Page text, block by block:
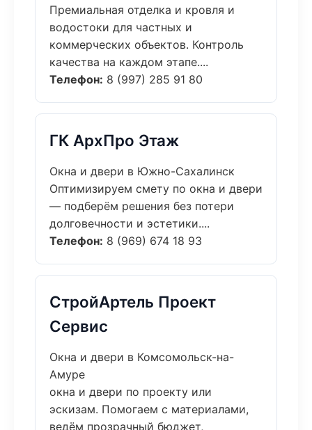
Премиальная отделка и кровля и
водостоки для частных и
коммерческих объектов. Контроль
качества на каждом этапе....
Телефон: 8 (997) 285 91 80
ГК АрхПро Этаж
Окна и двери в Южно-Сахалинск
Оптимизируем смету по окна и двери
— подберём решения без потери
долговечности и эстетики....
Телефон: 8 (969) 674 18 93
СтройАртель Проект
Сервис
Окна и двери в Комсомольск-на-
Амуре
окна и двери по проекту или
эскизам. Помогаем с материалами,
ведём прозрачный бюджет,